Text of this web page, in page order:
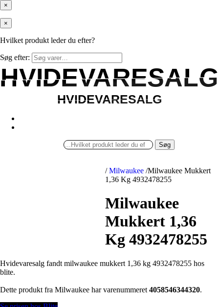
×
×
Hvilket produkt leder du efter?
Søg efter:
HVIDEVARESALG
HVIDEVARESALG
HVIDEVARESALG
HVIDEVARESALG
Søg
/ Milwaukee /Milwaukee Mukkert
1,36 Kg 4932478255
Milwaukee
Mukkert 1,36
Kg 4932478255
Hvidevaresalg fandt milwaukee mukkert 1,36 kg 4932478255 hos
blite.
Dette produkt fra Milwaukee har varenummeret 4058546344320.